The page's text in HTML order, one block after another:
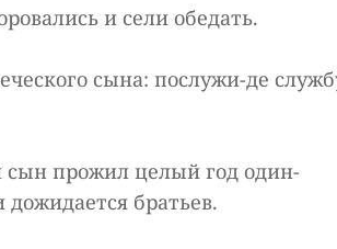
и сели обедать.
сына: послужи-де
сын прожил целый год один-
братьев.